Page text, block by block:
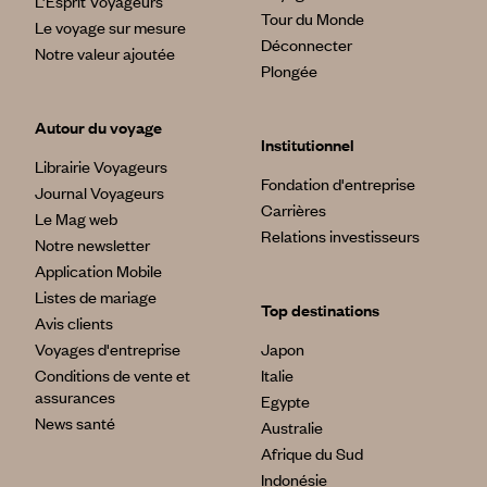
Le voyage sur mesure
Notre valeur ajoutée
Autour du voyage
Librairie Voyageurs
Journal Voyageurs
Le Mag web
Notre newsletter
Application Mobile
Listes de mariage
Avis clients
Voyages d'entreprise
Conditions de vente et
assurances
News santé
Tour du Monde
Déconnecter
Plongée
Institutionnel
Fondation d'entreprise
Carrières
Relations investisseurs
Top destinations
Japon
Italie
Egypte
Australie
Afrique du Sud
Indonésie